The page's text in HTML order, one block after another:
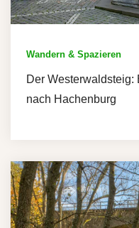
Wandern & Spazieren
Der Westerwaldsteig:
nach Hachenburg